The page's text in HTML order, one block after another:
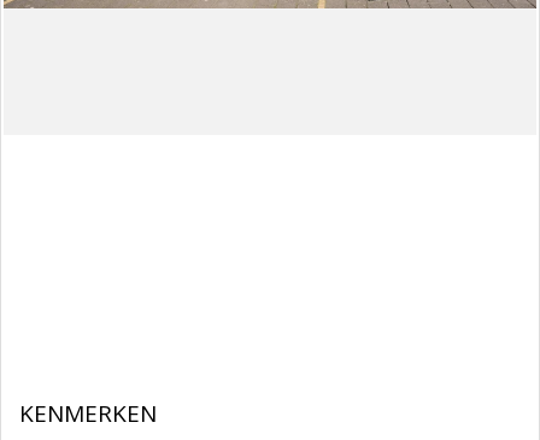
KENMERKEN